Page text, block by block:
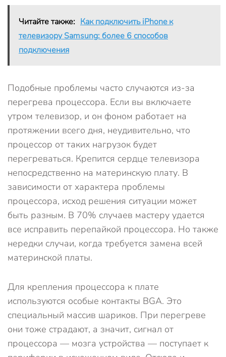
Читайте также: Как подключить iPhone к
телевизору Samsung: более 6 способов
подключения
Подобные проблемы часто случаются из-за
перегрева процессора. Если вы включаете
утром телевизор, и он фоном работает на
протяжении всего дня, неудивительно, что
процессор от таких нагрузок будет
перегреваться. Крепится сердце телевизора
непосредственно на материнскую плату. В
зависимости от характера проблемы
процессора, исход решения ситуации может
быть разным. В 70% случаев мастеру удается
все исправить перепайкой процессора. Но также
нередки случаи, когда требуется замена всей
материнской платы.
Для крепления процессора к плате
используются особые контакты BGA. Это
специальный массив шариков. При перегреве
они тоже страдают, а значит, сигнал от
процессора — мозга устройства — поступает к